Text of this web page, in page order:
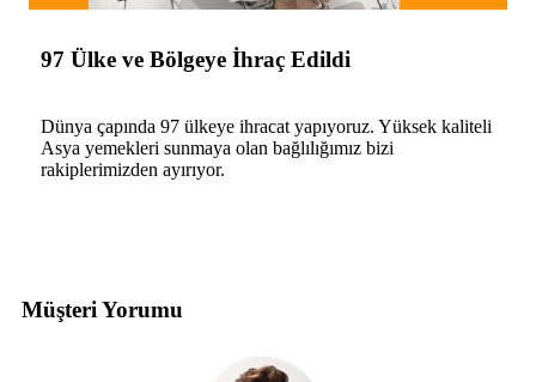
97 Ülke ve Bölgeye İhraç Edildi
Dünya çapında 97 ülkeye ihracat yapıyoruz. Yüksek kaliteli
Asya yemekleri sunmaya olan bağlılığımız bizi
rakiplerimizden ayırıyor.
Müşteri Yorumu